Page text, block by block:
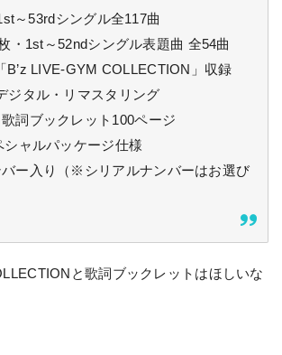
～53rdシングル全117曲
・1st～52ndシングル表題曲 全54曲
B’z LIVE-GYM COLLECTION」収録
ジタル・リマスタリング
詞ブックレット100ページ
シャルパッケージ仕様
ー入り（※シリアルナンバーはお選び
と歌詞ブックレットはほしいな